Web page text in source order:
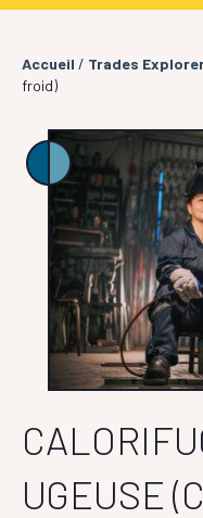
Accueil / Trades
froid)
UGEUSE